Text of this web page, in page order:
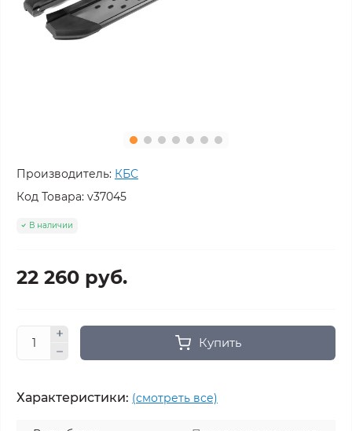
Производитель: КБС
Код Товара: v37045
В наличии
22 260 руб.
Купить
Характеристики: (смотреть все)